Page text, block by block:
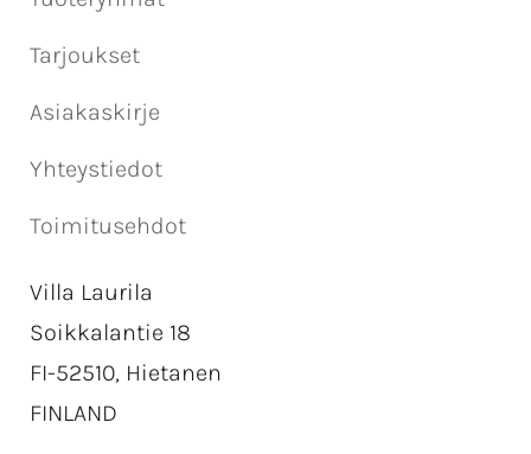
Tarjoukset
Asiakaskirje
Yhteystiedot
Toimitusehdot
Villa Laurila
Soikkalantie 18
FI-52510, Hietanen
FINLAND